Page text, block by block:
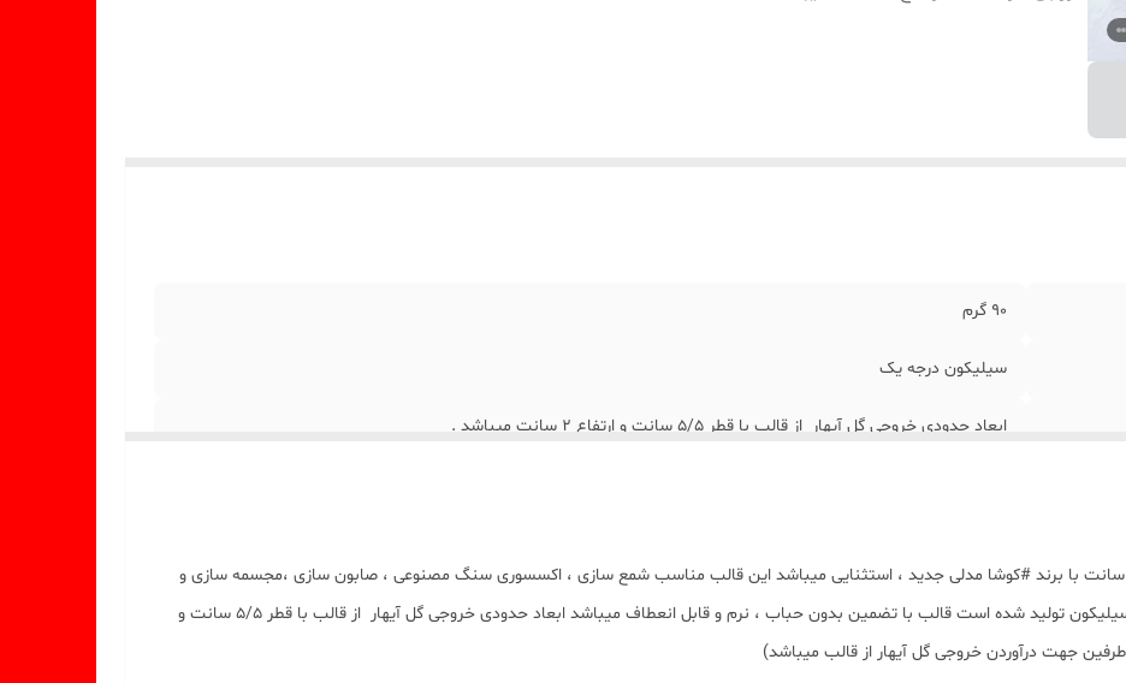
90 گرم
سیلیکون درجه یک
ابعاد حدودی خروجی گل آیهار از قالب با قطر 5/5 سانت و ارتفاع 2 سانت میباشد .
قالب شمع سیلیکونی مدل گل آیهار بزرگ قطر 5/5 سانت با برند #کوشا مدلی جدید ، استثنایی میباشد این قالب مناسب شمع سازی ، اکسسوری سنگ مصنوعی ، صابون سازی ،مجسمه سازی و
رزین میباشد که با بالاترین کیفیت و بهترین نوع سیلیکون تولید شده است قالب با تضمین بدون حباب ، نرم و قابل انعطاف میباشد ابعاد حدودی خروجی گل آیهار از قالب با قطر 5/5 سانت و